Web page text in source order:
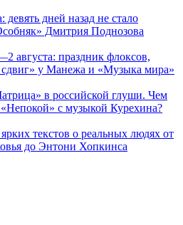
дней назад не стало
Дмитрия Поднозова
августа: праздник флоксов,
у Манежа и «Музыка мира»
в российской глуши. Чем
с музыкой Курехина?
текстов о реальных людях от
до Энтони Хопкинса